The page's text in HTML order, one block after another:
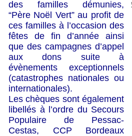
des familles démunies,
“Père Noël Vert” au profit de
ces familles à l’occasion des
fêtes de fin d’année ainsi
que des campagnes d’appel
aux dons suite à
évènements exceptionnels
(catastrophes nationales ou
internationales).
Les chèques sont également
libellés à l’ordre du Secours
Populaire de Pessac-
Cestas, CCP Bordeaux